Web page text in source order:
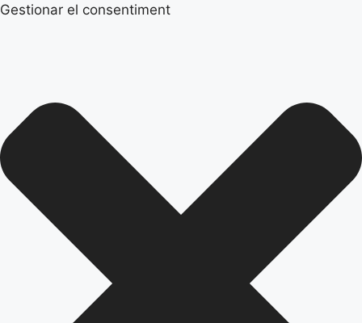
Gestionar el consentiment